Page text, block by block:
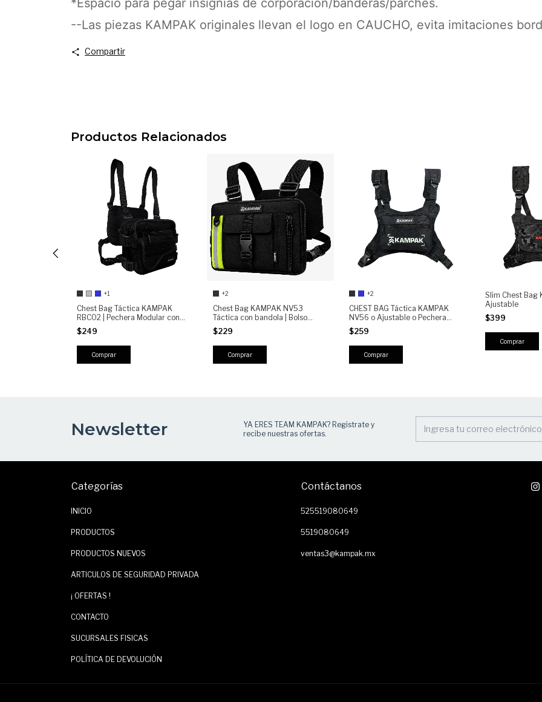
*Espacio para pegar insignias de corporación/banderas/parches.
--Las piezas KAMPAK originales llevan el logo en CAUCHO, evita imitaciones
Compartir
Productos Relacionados
+1
Chest Bag Táctica KAMPAK
RBC02 | Pechera Modular con
Compartimento Oculto, 4
Bolsillos, Ajustable
$249
Comprar
+2
Chest Bag KAMPAK NV53
Táctica con bandola | Bolso
Pecho Antirrobo Reflejante,
Moto, Urbano y Outdoor
$229
Comprar
+2
CHEST BAG Táctica KAMPAK
NV56 o Ajustable o Pechera
Crossbody Unisex o Ideal para
Moto, EDC, Senderismo y Uso
Diario
$259
Comprar
Slim Chest Bag
Ajustable
$399
Newsletter
YA ERES TEAM KAMPAK? Registrate y
recibe nuestras ofertas.
Categorías
INICIO
PRODUCTOS
PRODUCTOS NUEVOS
ARTICULOS DE SEGURIDAD PRIVADA
¡ OFERTAS !
CONTACTO
SUCURSALES FISICAS
POLÍTICA DE DEVOLUCIÓN
Contáctanos
525519080649
5519080649
ventas3@kampak.mx